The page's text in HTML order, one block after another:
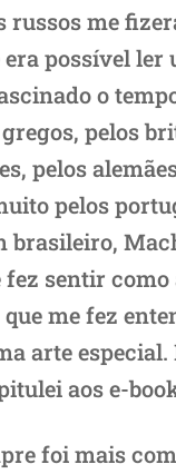
russos me
possível ler
o
pelos
pelos
pelos
brasileiro,
fez sentir
me fez
arte especial.
aos e-
foi mais